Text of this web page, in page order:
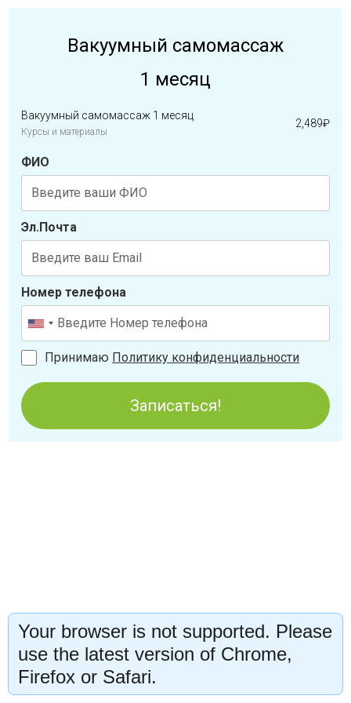
Вакуумный самомассаж
1 месяц
Вакуумный самомассаж 1 месяц
Курсы и материалы
2,489₽
ФИО
Эл.Почта
Номер телефона
Принимаю Политику конфиденциальности
Записаться!
Your browser is not supported. Please
use the latest version of Chrome,
Firefox or Safari.